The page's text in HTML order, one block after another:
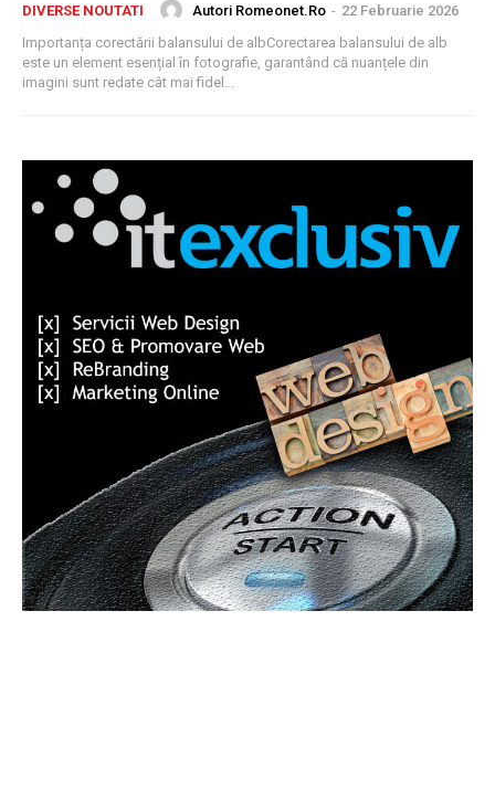
DIVERSE NOUTATI Autori Romeonet.ro - 22 Februarie 2026
Importanța corectării balansului de albCorectarea balansului de alb
este un element esențial în fotografie, garantând că nuanțele din
imagini sunt redate cât mai fidel...